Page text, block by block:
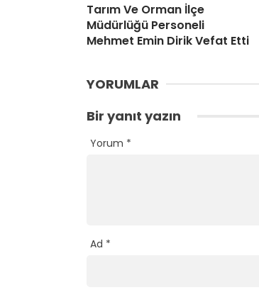
Tarım Ve Orman İlçe
Müdürlüğü Personeli
Mehmet Emin Dirik Vefat Etti
YORUMLAR
Bir yanıt yazın
Yorum *
Ad *